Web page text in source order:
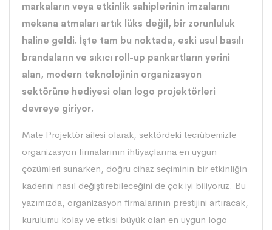
markaların veya etkinlik sahiplerinin imzalarını
mekana atmaları artık lüks değil, bir zorunluluk
haline geldi. İşte tam bu noktada, eski usul basılı
brandaların ve sıkıcı roll-up pankartların yerini
alan, modern teknolojinin organizasyon
sektörüne hediyesi olan logo projektörleri
devreye giriyor.
Mate Projektörailesi olarak, sektördeki tecrübemizle
organizasyon firmalarının ihtiyaçlarına en uygun
çözümleri sunarken, doğru cihaz seçiminin bir etkinliğin
kaderini nasıl değiştirebileceğini de çok iyi biliyoruz. Bu
yazımızda, organizasyon firmalarının prestijini artıracak,
kurulumu kolay ve etkisi büyük olan en uygun logo